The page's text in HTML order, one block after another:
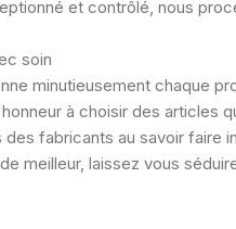
et contrôlé, nous
soin
minutieusement chaque
à choisir des articles
fabricants au savoir faire
meilleur, laissez vous